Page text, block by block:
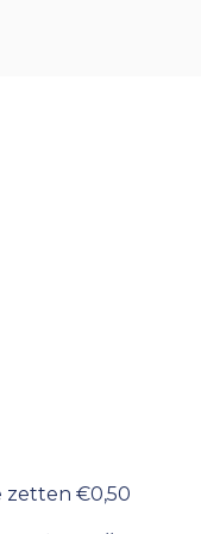
zetten €0,50